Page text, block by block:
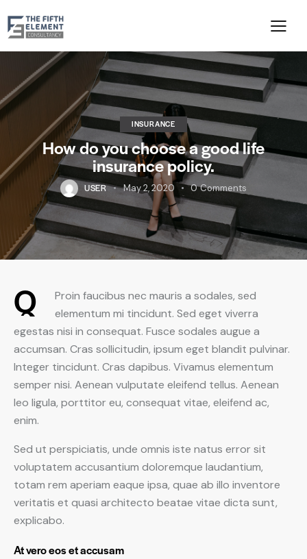
INSURANCE
How do you choose a good life
insurance policy.
USER May 2, 2020 0 Comments
Q
Proin faucibus nec mauris a sodales, sed
elementum mi tincidunt. Sed eget viverra
egestas nisi in consequat. Fusce sodales augue a
accumsan. Cras sollicitudin, ipsum eget blandit pulvinar.
Integer tincidunt. Cras dapibus. Vivamus elementum
semper nisi. Aenean vulputate eleifend tellus. Aenean
leo ligula, porttitor eu, consequat vitae, eleifend ac,
enim.
Sed ut perspiciatis, unde omnis iste natus error sit
voluptatem accusantium doloremque laudantium,
totam rem aperiam eaque ipsa, quae ab illo inventore
veritatis et quasi architecto beatae vitae dicta sunt,
explicabo.
At vero eos et accusam